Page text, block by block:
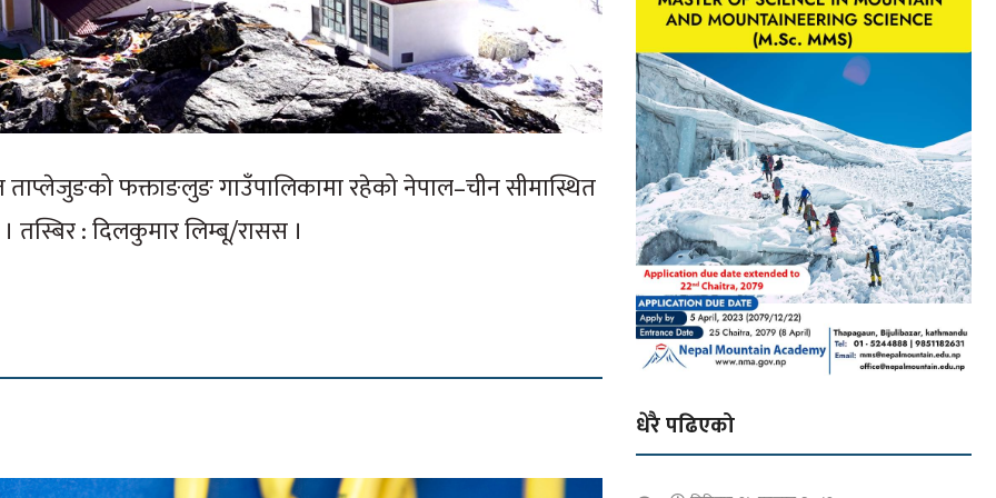
फक्ताङलुङ गाउँपालिकामा रहेको नेपाल–चीन सीमास्थित
तस्बिर : दिलकुमार लिम्बू/रासस ।
धेरै पढिएको